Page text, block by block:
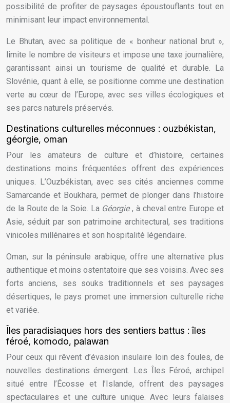
possibilité de profiter de paysages époustouflants tout en
minimisant leur impact environnemental.
Le Bhutan, avec sa politique de « bonheur national brut »,
limite le nombre de visiteurs et impose une taxe journalière,
garantissant ainsi un tourisme de qualité et durable. La
Slovénie, quant à elle, se positionne comme une destination
verte au cœur de l’Europe, avec ses villes écologiques et
ses parcs naturels préservés.
Destinations culturelles méconnues : ouzbékistan,
géorgie, oman
Pour les amateurs de culture et d’histoire, certaines
destinations moins fréquentées offrent des expériences
uniques. L’Ouzbékistan, avec ses cités anciennes comme
Samarcande et Boukhara, permet de plonger dans l’histoire
de la Route de la Soie. La Géorgie, à cheval entre Europe et
Asie, séduit par son patrimoine architectural, ses traditions
vinicoles millénaires et son hospitalité légendaire.
Oman, sur la péninsule arabique, offre une alternative plus
authentique et moins ostentatoire que ses voisins. Avec ses
forts anciens, ses souks traditionnels et ses paysages
désertiques, le pays promet une immersion culturelle riche
et variée.
Îles paradisiaques hors des sentiers battus : îles
féroé, komodo, palawan
Pour ceux qui rêvent d’évasion insulaire loin des foules, de
nouvelles destinations émergent. Les Îles Féroé, archipel
situé entre l’Écosse et l’Islande, offrent des paysages
spectaculaires et une culture unique. Avec leurs falaises